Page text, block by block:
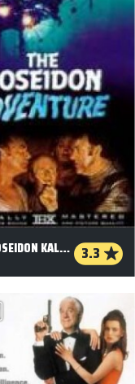
SOS POSEIDON KALDER 3.3